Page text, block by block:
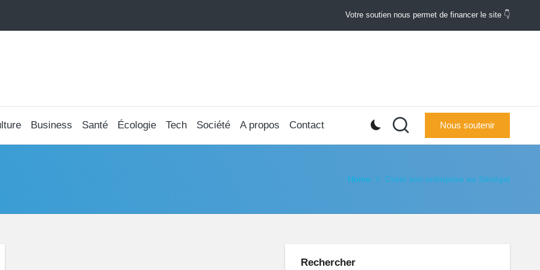
Votre soutien nous permet de financer le site 👇
Business Santé Écologie Tech Société A propos Contact Nous soutenir
Home Créer son entreprise au Sénégal
Rechercher